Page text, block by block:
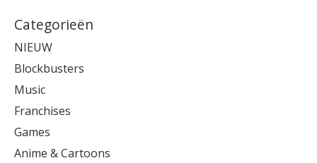
Categorieën
NIEUW
Blockbusters
Music
Franchises
Games
Anime & Cartoons